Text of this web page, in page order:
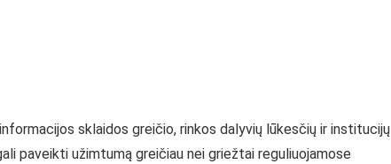
sklaidos greičio, rinkos dalyvių lūkesčių ir institucijų
paveikti užimtumą greičiau nei griežtai reguliuojamose